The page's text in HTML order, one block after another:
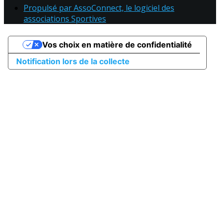
Propulsé par AssoConnect, le logiciel des
associations Sportives
Notification lors de la collecte
Vos choix en matière de confidentialité